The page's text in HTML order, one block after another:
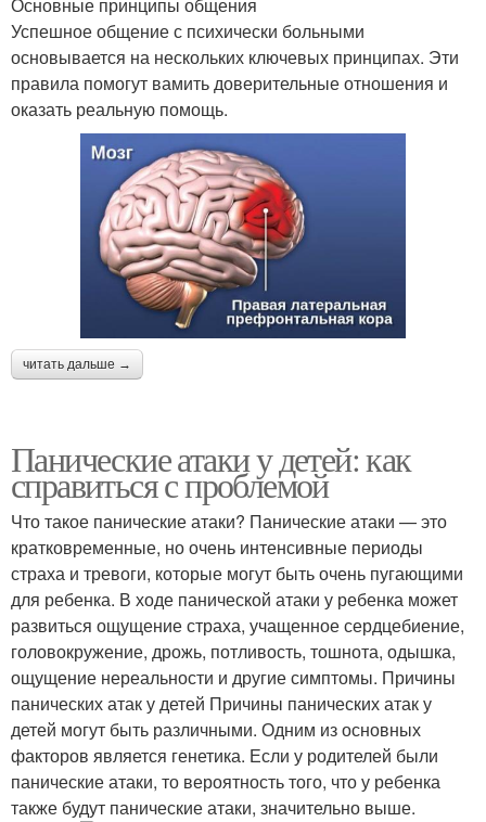
Успешное общение с психически больными
основывается на нескольких ключевых принципах. Эти
правила помогут вамить доверительные отношения и
оказать реальную помощь.
читать дальше →
Панические атаки у детей: как
справиться с проблемой
Что такое панические атаки? Панические атаки — это
кратковременные, но очень интенсивные периоды
страха и тревоги, которые могут быть очень пугающими
для ребенка. В ходе панической атаки у ребенка может
развиться ощущение страха, учащенное сердцебиение,
головокружение, дрожь, потливость, тошнота, одышка,
ощущение нереальности и другие симптомы. Причины
панических атак у детей Причины панических атак у
детей могут быть различными. Одним из основных
факторов является генетика. Если у родителей были
панические атаки, то вероятность того, что у ребенка
также будут панические атаки, значительно выше.